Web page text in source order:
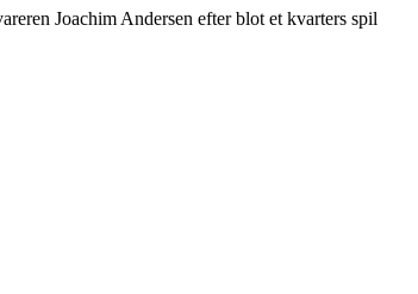
Joachim Andersen efter blot et kvarters spil